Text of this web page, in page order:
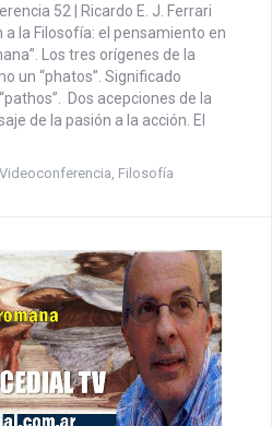
52 | Ricardo E. J. Ferrari
a la Filosofía: el pensamiento en
Los tres orígenes de la
un “phatos”. Significado
Dos acepciones de la
de la pasión a la acción. El
Videoconferencia Filosofía